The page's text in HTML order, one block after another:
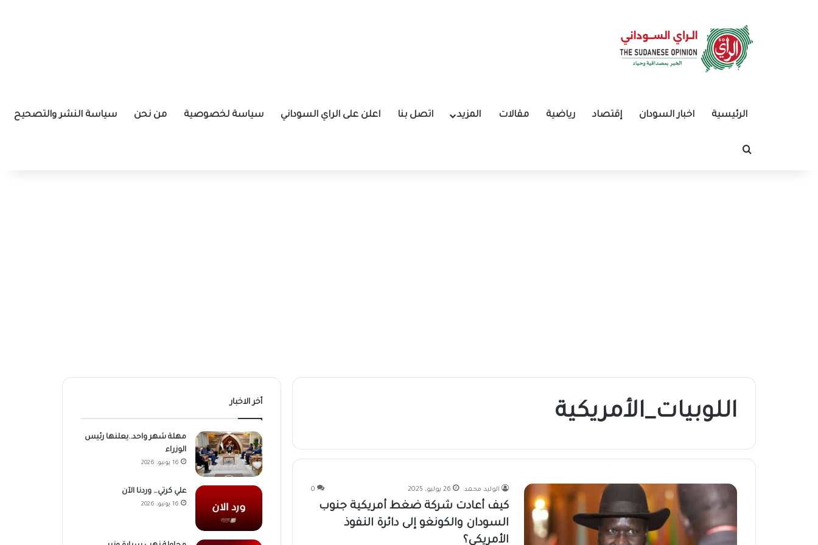
الرئيسية اخبار السودان إقتصاد رياضية مقالات المزيد اتصل بنا اعلن على الراي السوداني سياسة لخصوصية من نحن سياسة النشر والتصحيح
بحث عن
اللوبيات_الأمريكية
الوليد محمد 26 يوليو، 2025 0
كيف أعادت شركة ضغط أمريكية جنوب
السودان والكونغو إلى دائرة النفوذ
الأمريكي؟
أخر الاخبار
مهلة شهر واحد..يعلنها رئيس
الوزراء
16 يونيو، 2026
علي كرتي… وردنا الآن
16 يونيو، 2026